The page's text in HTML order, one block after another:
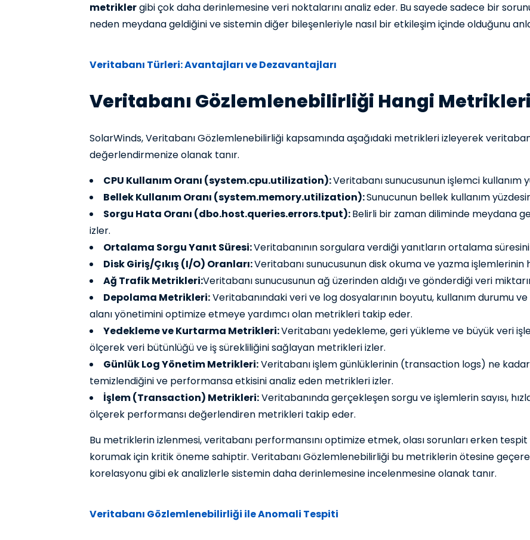
metriklergibi çok daha derinlemesine veri noktalarını analiz eder. Bu sayede sadece bir
neden meydana geldiğini ve sistemin diğer bileşenleriyle nasıl bir etkileşim içinde olduğunu
Veritabanı Türleri: Avantajları ve Dezavantajları
Veritabanı Gözlemlenebilirliği Hangi
SolarWinds, Veritabanı Gözlemlenebilirliği kapsamında aşağıdaki metrikleri izleyerek
değerlendirmenize olanak tanır.
CPU Kullanım Oranı (system.cpu.utilization):Veritabanı sunucusunun işlemci kullanım
Bellek Kullanım Oranı (system.memory.utilization):Sunucunun bellek kullanım
Sorgu Hata Oranı (dbo.host.queries.errors.tput):Belirli bir zaman diliminde meydana
izler.
Ortalama Sorgu Yanıt Süresi:Veritabanının sorgulara verdiği yanıtların ortalama
Disk Giriş/Çıkış (I/O) Oranları:Veritabanı sunucusunun disk okuma ve yazma işlemlerinin
Ağ Trafik Metrikleri:Veritabanı sunucusunun ağ üzerinden aldığı ve gönderdiği veri
Depolama Metrikleri:Veritabanındaki veri ve log dosyalarının boyutu, kullanım durumu
alanı yönetimini optimize etmeye yardımcı olan metrikleri takip eder.
Yedekleme ve Kurtarma Metrikleri:Veritabanı yedekleme, geri yükleme ve büyük veri
ölçerek veri bütünlüğü ve iş sürekliliğini sağlayan metrikleri izler.
Günlük Log Yönetim Metrikleri:Veritabanı işlem günlüklerinin (transaction logs) ne kadar
temizlendiğini ve performansa etkisini analiz eden metrikleri izler.
İşlem (Transaction) Metrikleri:Veritabanında gerçekleşen sorgu ve işlemlerin sayısı,
ölçerek performansı değerlendiren metrikleri takip eder.
Bu metriklerin izlenmesi, veritabanı performansını optimize etmek, olası sorunları erken
korumak için kritik öneme sahiptir. Veritabanı Gözlemlenebilirliği bu metriklerin ötesine
korelasyonu gibi ek analizlerle sistemin daha derinlemesine incelenmesine olanak tanır.
Veritabanı Gözlemlenebilirliği ile Anomali Tespiti